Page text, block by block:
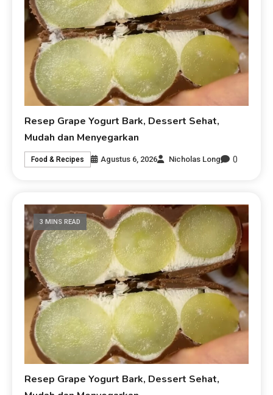
Resep Grape Yogurt Bark, Dessert Sehat,
Mudah dan Menyegarkan
Food & Recipes Agustus 6, 2026 Nicholas Long 0
3 MINS READ
Resep Grape Yogurt Bark, Dessert Sehat,